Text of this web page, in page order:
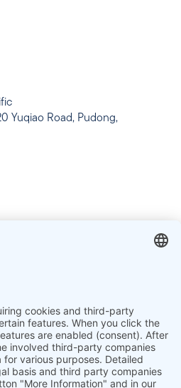
Yuqiao Road, Pudong,